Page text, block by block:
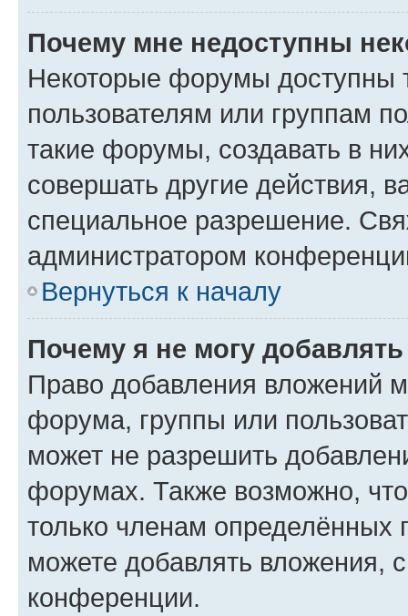
Почему мне недоступны
Некоторые форумы доступны
пользователям или группам
такие форумы, создавать в
совершать другие действия,
специальное разрешение.
администратором
Вернуться к началу
Почему я не могу
Право добавления вложений
форума, группы или
может не разрешить
форумах. Также возможно,
только членам определённых
можете добавлять вложения,
конференции.